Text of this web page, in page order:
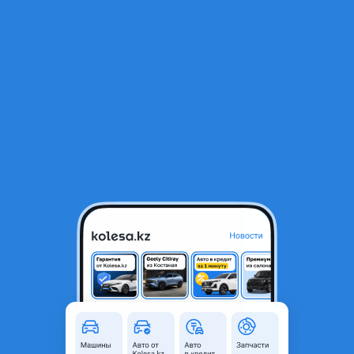
Замок крышки багажника Vw, Audi, Skoda
Алматы, Алматинская